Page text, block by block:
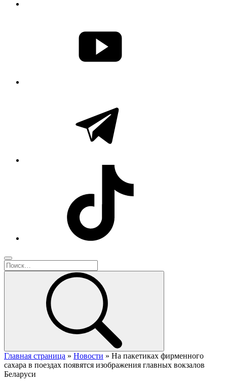
Главная страница » Новости » На пакетиках фирменного
сахара в поездах появятся изображения главных вокзалов
Беларуси